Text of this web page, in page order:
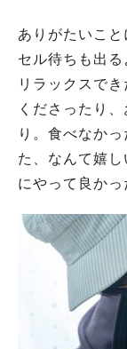
ありがたいこ
セル待ちも出る
リラックスで
くださったり
り。食べなか
た、なんて嬉
にやって良かっ